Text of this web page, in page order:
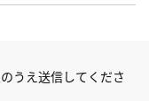
うえ送信してくださ